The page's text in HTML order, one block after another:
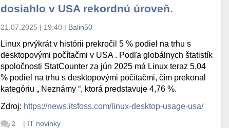
dosiahlo v USA rekordnú úroveň.
21.07.2025 | 19:40 | Balin50
Linux prvýkrát v histórii prekročil 5 % podiel na trhu s
desktopovými počítačmi v USA . Podľa globálnych štatistík
spoločnosti StatCounter za jún 2025 má Linux teraz 5,04
% podiel na trhu s desktopovými počítačmi, čím prekonal
kategóriu „ Neznámy “, ktorá predstavuje 4,76 %.
Zdroj: https://news.itsfoss.com/linux-desktop-usage-usa/
2 | IT novinky